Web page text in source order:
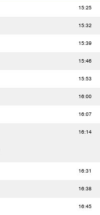
15:25
15:32
15:39
15:46
15:53
16:00
16:07
16:14
16:31
16:38
16:45